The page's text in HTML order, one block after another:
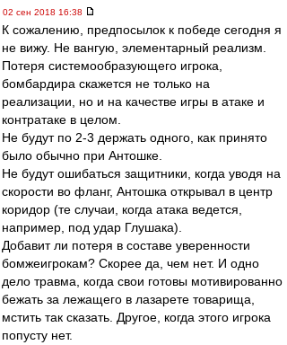
02 сен 2018 16:38
К сожалению, предпосылок к победе сегодня я
не вижу. Не вангую, элементарный реализм.
Потеря системообразующего игрока,
бомбардира скажется не только на
реализации, но и на качестве игры в атаке и
контратаке в целом.
Не будут по 2-3 держать одного, как принято
было обычно при Антошке.
Не будут ошибаться защитники, когда уводя на
скорости во фланг, Антошка открывал в центр
коридор (те случаи, когда атака ведется,
например, под удар Глушака).
Добавит ли потеря в составе уверенности
бомжеигрокам? Скорее да, чем нет. И одно
дело травма, когда свои готовы мотивированно
бежать за лежащего в лазарете товарища,
мстить так сказать. Другое, когда этого игрока
попусту нет.